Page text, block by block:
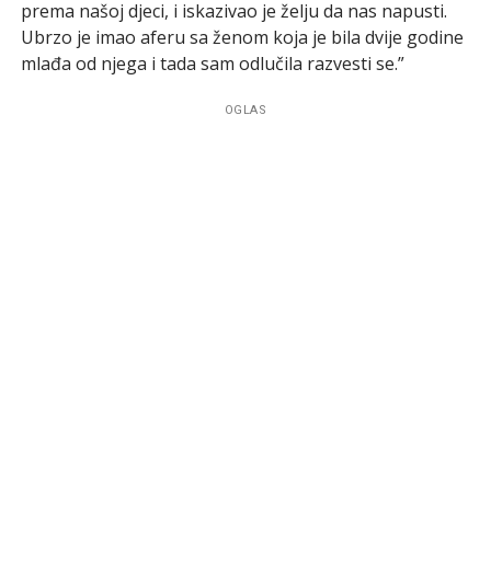
prema našoj djeci, i iskazivao je želju da nas napusti.
Ubrzo je imao aferu sa ženom koja je bila dvije godine
mlađa od njega i tada sam odlučila razvesti se.”
OGLAS